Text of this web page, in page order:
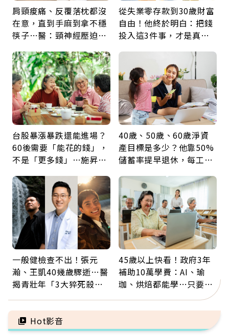
肩頸痠痛、反覆落枕都沒
在意，直到手麻到拿不穩
筷子…醫：頸神經壓迫上
鍵
從失業零存款到30歲財富
自由！他終於明白：把錢
投入這3件事，才是真正
台股暴漲暴跌還能進場？
60後需要「能花的錢」，
不是「更多錢」…施昇
票
40歲、50歲、60歲淨資
產目標是多少？他靠50%
儲蓄率提早退休，每工作
一般健檢查不出！張元
瀚、王凱40幾歲驟逝…醫
揭青壯年「3大猝死殺
雷
45歲以上快看！政府3年
補助10萬學費：AI、瑜
珈、烘焙都能學…只要願
Hot影音